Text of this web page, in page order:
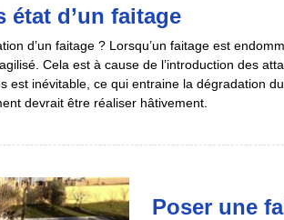
état d’un faitage
d’un faitage ? Lorsqu’un faitage est
Cela est à cause de l’introduction des
est inévitable, ce qui entraine la dégradation
devrait être réaliser hâtivement.
Poser une